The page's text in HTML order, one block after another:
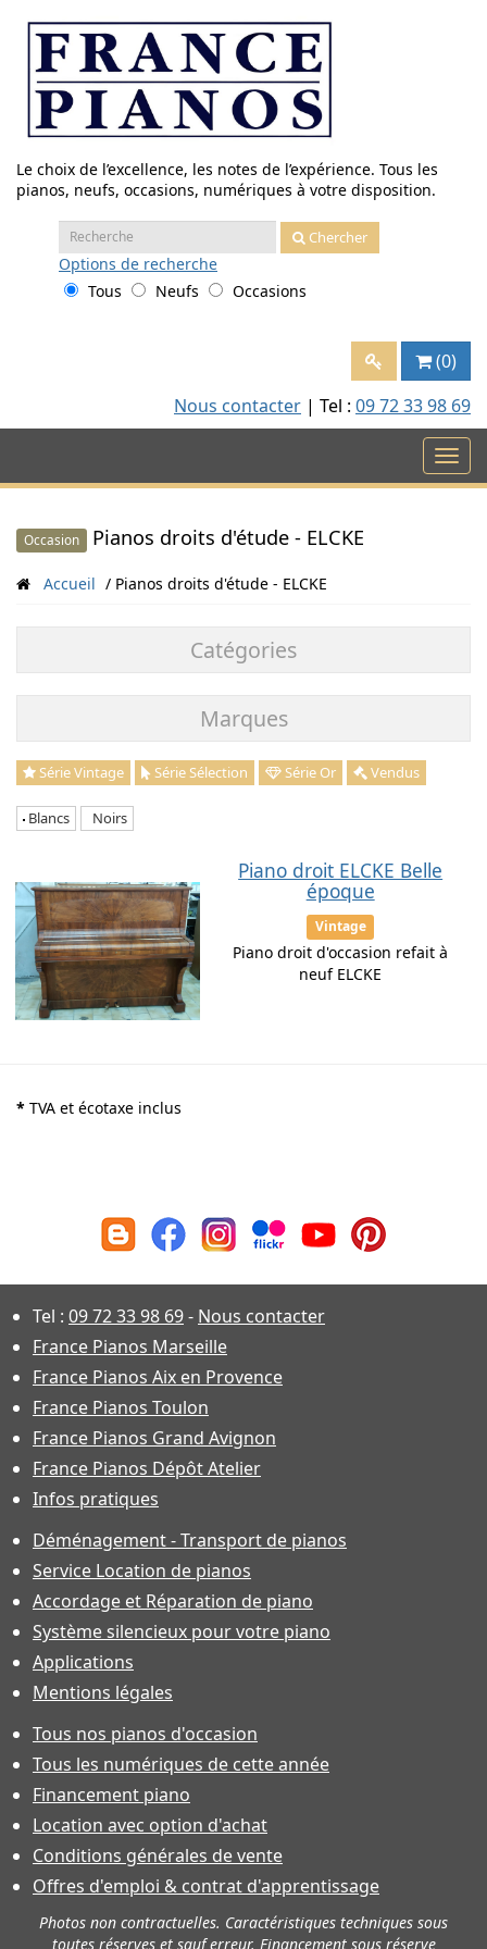
contenu
Le choix de l’excellence, les notes de l’expérience. Tous les
pianos, neufs, occasions, numériques à votre disposition.
Recherche
:
Chercher
Options de recherche
Tous
Neufs Occasions
(0)
Nous contacter | Tel : 09 72 33 98 69
Occasion Pianos droits d'étude - ELCKE
Accueil Pianos droits d'étude - ELCKE
Catégories
Marques
Série Vintage Série Sélection Série Or Vendus
Blancs Noirs
Piano droit ELCKE Belle
époque
Vintage
Piano droit d'occasion refait à
neuf ELCKE
* TVA et écotaxe inclus
Tel : 09 72 33 98 69- Nous contacter
France Pianos Marseille
France Pianos Aix en Provence
France Pianos Toulon
France Pianos Grand Avignon
France Pianos Dépôt Atelier
Infos pratiques
Déménagement - Transport de pianos
Service Location de pianos
Accordage et Réparation de piano
Système silencieux pour votre piano
Applications
Mentions légales
Tous nos pianos d'occasion
Tous les numériques de cette année
Financement piano
Location avec option d'achat
Conditions générales de vente
Offres d'emploi & contrat d'apprentissage
Photos non contractuelles. Caractéristiques techniques sous
toutes réserves et sauf erreur. Financement sous réserve